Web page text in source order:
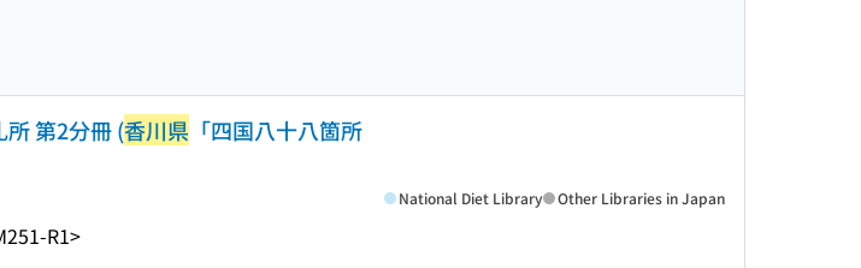
第2分冊 (香川県 「四国八十八箇所
R1>
National Diet Library Other Libraries in Japan